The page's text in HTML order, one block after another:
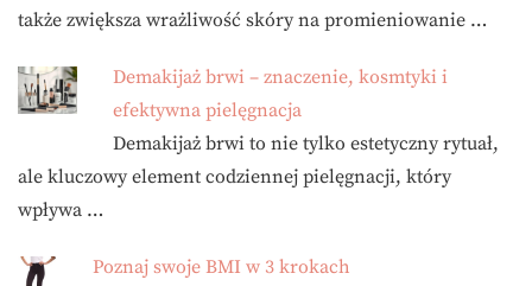
także zwiększa wrażliwość skóry na promieniowanie …
Demakijaż brwi – znaczenie, kosmtyki i
efektywna pielęgnacja
Demakijaż brwi to nie tylko estetyczny rytuał,
ale kluczowy element codziennej pielęgnacji, który
wpływa …
Poznaj swoje BMI w 3 krokach